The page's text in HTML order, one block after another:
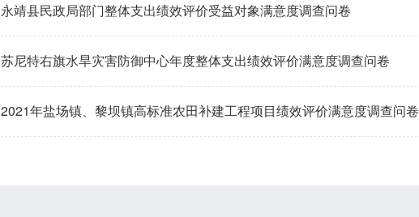
永靖县民政局部门整体支出绩效评价受益对象满意度调查问卷
苏尼特右旗水旱灾害防御中心年度整体支出绩效评价满意度调查问卷
2021年盐场镇、黎坝镇高标准农田补建工程项目绩效评价满意度调查问卷